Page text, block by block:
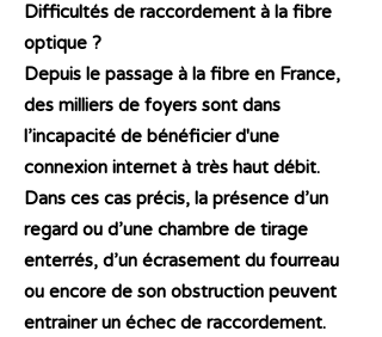
Difficultés de raccordement à la fibre
optique ?
Depuis le passage à la fibre en France,
des milliers de foyers sont dans
l’incapacité de bénéficier d'une
connexion internet à très haut débit.
Dans ces cas précis, la présence d’un
regard ou d’une chambre de tirage
enterrés, d’un écrasement du fourreau
ou encore de son obstruction peuvent
entrainer un échec de raccordement.